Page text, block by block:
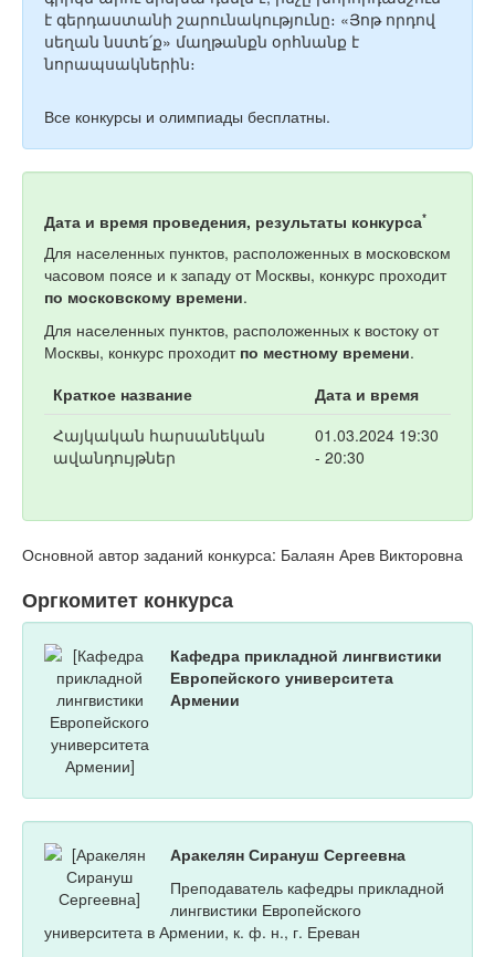
է գերդաստանի շարունակությունը։ «Յոթ որդով
սեղան նստե՛ք» մաղթանքն օրհնանք է
նորապսակներին։
Все конкурсы и олимпиады бесплатны.
Дата и время проведения, результаты конкурса*
Для населенных пунктов, расположенных в московском
часовом поясе и к западу от Москвы, конкурс проходит
по московскому времени.
Для населенных пунктов, расположенных к востоку от
Москвы, конкурс проходит по местному времени.
Краткое название
Дата и время
Հայկական հարսանեկան
ավանդույթներ
01.03.2024 19:30
- 20:30
Основной автор заданий конкурса: Балаян Арев Викторовна
Оргкомитет конкурса
Кафедра прикладной лингвистики
Европейского университета
Армении
Аракелян Сирануш Сергеевна
Преподаватель кафедры прикладной
лингвистики Европейского
университета в Армении, к. ф. н., г. Ереван